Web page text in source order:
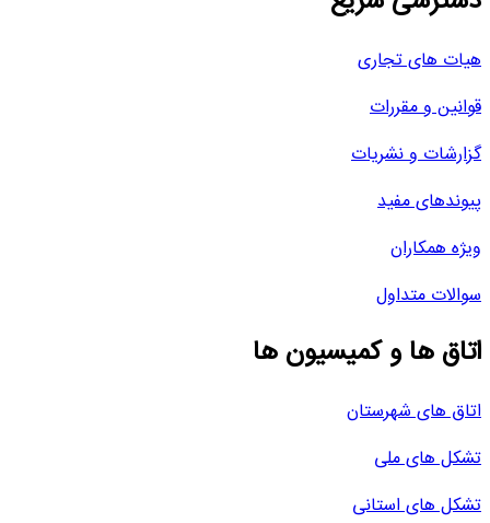
هیات های تجاری
قوانین و مقررات
گزارشات و نشریات
پیوندهای مفید
ویژه همکاران
سوالات متداول
اتاق ها و کمیسیون ها
اتاق های شهرستان
تشکل های ملی
تشکل های استانی